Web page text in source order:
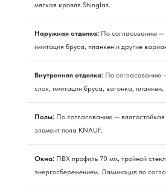
мягкая кровля Shinglas.
Наружная отделка: По согласованию —
имитация бруса, планкен и другие
Внутренняя отделка: По согласованию
слоя, имитация бруса, вагонка, планкен.
Полы: По согласованию —
элемент пола KNAUF.
Окна: ПВХ профиль 70 мм, тройной
энергосбережением. Ламинация по